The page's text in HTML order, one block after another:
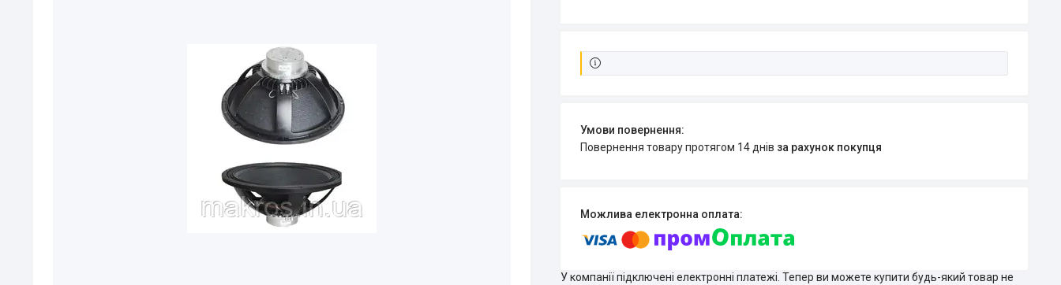
повернення товару протягом 14 днів за рахунок покупця
У компанії підключені електронні платежі. Тепер ви можете купити будь-який товар не